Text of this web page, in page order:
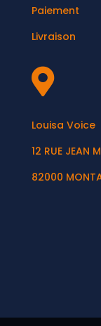
Paiement
Livraison

Louisa Voice
12 RUE JEAN
82000